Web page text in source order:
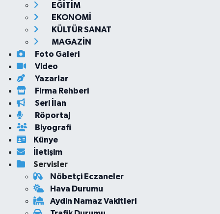
EĞİTİM
EKONOMİ
KÜLTÜR SANAT
MAGAZİN
Foto Galeri
Video
Yazarlar
Firma Rehberi
Seri İlan
Röportaj
Biyografi
Künye
İletişim
Servisler
Nöbetçi Eczaneler
Hava Durumu
Aydin Namaz Vakitleri